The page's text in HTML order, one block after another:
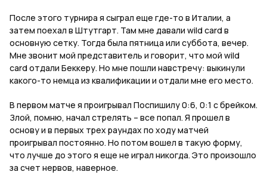
После этого турнира я сыграл еще где-то в Италии, а
затем поехал в Штутгарт. Там мне давали wild card в
основную сетку. Тогда была пятница или суббота, вечер.
Мне звонит мой представитель и говорит, что мой wild
card отдали Беккеру. Но мне пошли навстречу: выкинули
какого-то немца из квалификации и отдали мне его место.
В первом матче я проигрывал Поспишилу 0:6, 0:1 с брейком.
Злой, помню, начал стрелять – все попал. Я прошел в
основу и в первых трех раундах по ходу матчей
проигрывал постоянно. Но потом вошел в такую форму,
что лучше до этого я еще не играл никогда. Это произошло
за счет нервов, наверное.